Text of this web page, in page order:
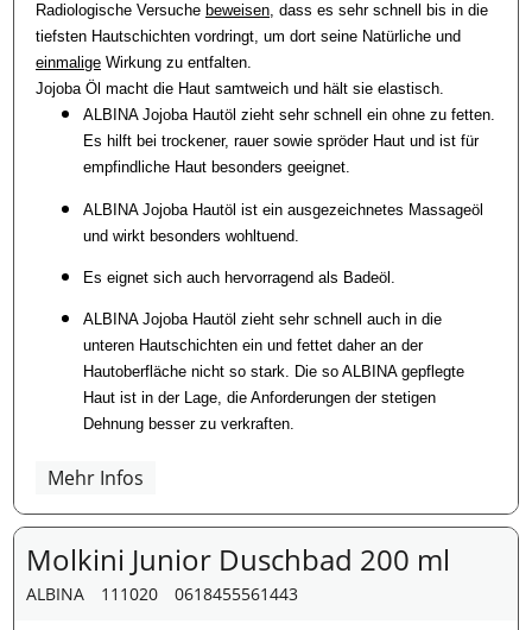
Radiologische Versuche beweisen, dass es sehr schnell bis in die
tiefsten Hautschichten vordringt, um dort seine Natürliche und
einmalige Wirkung zu entfalten.
Jojoba Öl macht die Haut samtweich und hält sie elastisch.
ALBINA Jojoba Hautöl zieht sehr schnell ein ohne zu fetten.
Es hilft bei trockener, rauer sowie spröder Haut und ist für
empfindliche Haut besonders geeignet.
ALBINA Jojoba Hautöl ist ein ausgezeichnetes Massageöl
und wirkt besonders wohltuend.
Es eignet sich auch hervorragend als Badeöl.
ALBINA Jojoba Hautöl zieht sehr schnell auch in die
unteren Hautschichten ein und fettet daher an der
Hautoberfläche nicht so stark. Die so ALBINA gepflegte
Haut ist in der Lage, die Anforderungen der stetigen
Dehnung besser zu verkraften.
Mehr Infos
Molkini Junior Duschbad 200 ml
ALBINA 111020 0618455561443